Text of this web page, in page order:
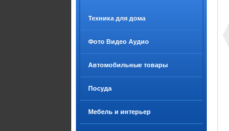
Техника для дома
Фото Видео Аудио
Автомобильные товары
Посуда
Мебель и интерьер